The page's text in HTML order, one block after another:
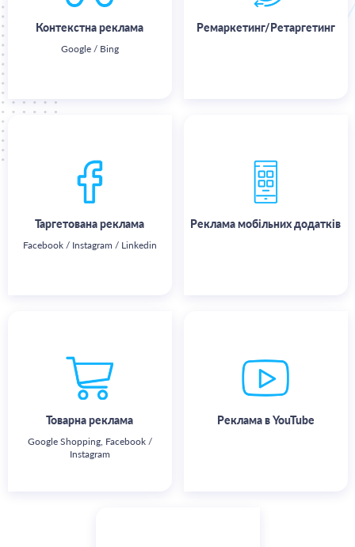
Контекстна реклама
Google / Bing
Ремаркетинг/Ретаргетинг
Таргетована реклама
Facebook / Instagram / Linkedin
потрапити в цільову аудиторію
Реклама мобільних додатків
Ваш додаток.
Товарна реклама
Google Shopping, Facebook /
Instagram
Реклама в YouTube
світу. Широке охоплення
аудиторії, стимулювання
додаткових продажів.